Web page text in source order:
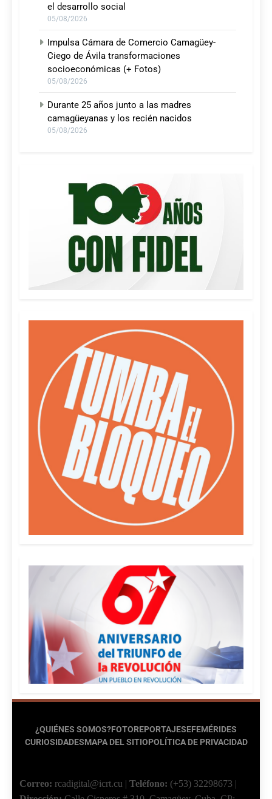
el desarrollo social
05/08/2026
Impulsa Cámara de Comercio Camagüey-
Ciego de Ávila transformaciones
socioeconómicas (+ Fotos)
05/08/2026
Durante 25 años junto a las madres
camagüeyanas y los recién nacidos
05/08/2026
¿QUIÉNES SOMOS?FOTOREPORTAJESEFEMÉRIDES
CURIOSIDADESMAPA DEL SITIOPOLÍTICA DE PRIVACIDAD
Correo: rcadigital@icrt.cu | Teléfono: (+53) 32298673 |